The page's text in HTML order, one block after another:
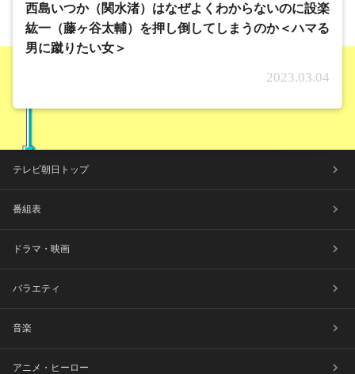
西島いつか（関水渚）はなぜよくわからないのに設楽
紘一（藤ヶ谷太輔）を押し倒してしまうのか＜ハマる
男に蹴りたい女＞
2023.03.04
テレビ朝日トップ
番組表
ドラマ・映画
バラエティ
音楽
アニメ・ヒーロー